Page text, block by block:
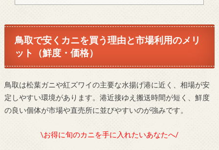
鳥取で安くカニを買う理由と市場利用のメリ
ット（鮮度・価格）
鳥取は松葉ガニや紅ズワイの主要な水揚げ港に近く、相場が安
定しやすい環境があります。港近接ゆえ搬送時間が短く、鮮度
の良い個体が市場や直売所に並びやすいのが強みです。
\お得に旬のカニを手に入れたいあなたへ/